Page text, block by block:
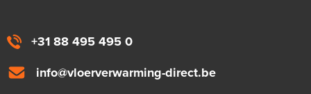
+31 88 495 495 0
info@vloerverwarming-direct.be